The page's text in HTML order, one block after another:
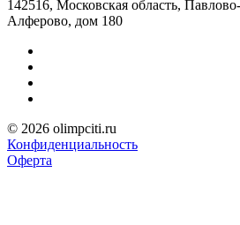
142516, Московская область,
Алферово, дом 180
© 2026 olimpciti.ru
Конфиденциальность
Оферта